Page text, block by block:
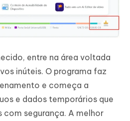
entre na área voltada
inúteis. O programa faz
e começa a
e dados temporários que
com segurança. A melhor